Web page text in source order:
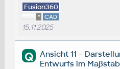
Fusion360
* CAD
15.11.2025
Q
Ansicht 11 –
Entwurfs im Maßstab